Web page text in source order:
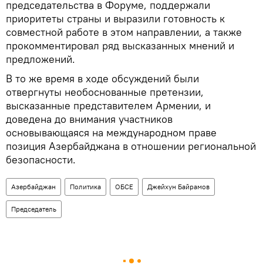
председательства в Форуме, поддержали
приоритеты страны и выразили готовность к
совместной работе в этом направлении, а также
прокомментировал ряд высказанных мнений и
предложений.
В то же время в ходе обсуждений были
отвергнуты необоснованные претензии,
высказанные представителем Армении, и
доведена до внимания участников
основывающаяся на международном праве
позиция Азербайджана в отношении региональной
безопасности.
Азербайджан Политика ОБСЕ Джейхун Байрамов
Председатель